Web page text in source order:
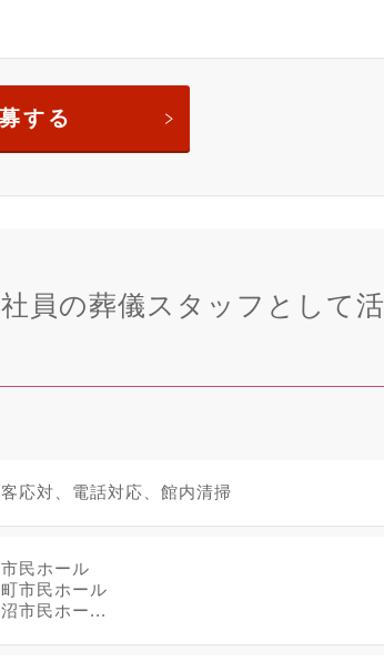
する
員の葬儀スタッフとして活
応対、電話対応、館内清掃
民ホール
市民ホール
民ホー...